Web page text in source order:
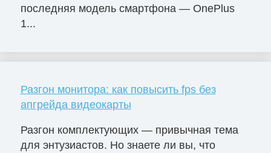
последняя модель смартфона — OnePlus
1...
Разгон монитора: как повысить fps без
апгрейда видеокарты
Разгон комплектующих — привычная тема
для энтузиастов. Но знаете ли вы, что